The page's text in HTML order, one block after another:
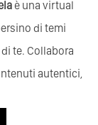
è una virtual
di temi
te. Collabora
autentici,